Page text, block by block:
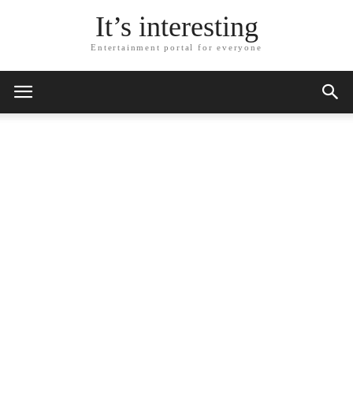
It’s interesting
Entertainment portal for everyone